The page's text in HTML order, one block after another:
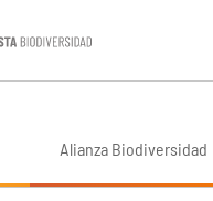
Alianza Biodiversidad